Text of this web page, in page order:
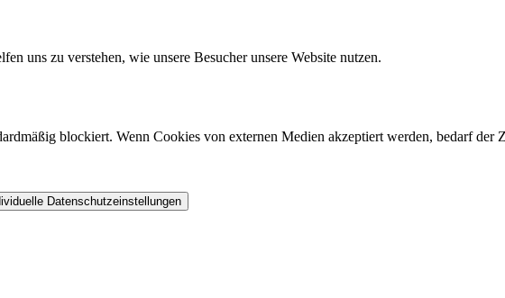
uns zu verstehen, wie unsere Besucher unsere Website nutzen.
blockiert. Wenn Cookies von externen Medien akzeptiert werden, bedarf der
Datenschutzeinstellungen